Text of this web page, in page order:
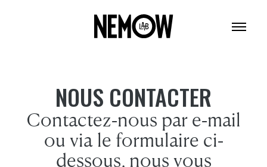
NOUS CONTACTER
Contactez-nous par e-mail
ou via le formulaire ci-
dessous, nous vous